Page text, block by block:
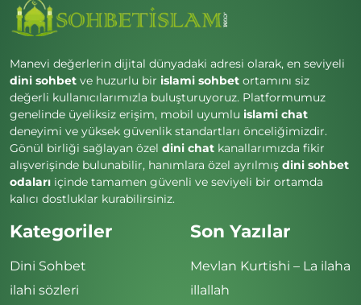
Manevi değerlerin dijital dünyadaki adresi olarak, en seviyeli
dini sohbet ve huzurlu bir islami sohbet ortamını siz
değerli kullanıcılarımızla buluşturuyoruz. Platformumuz
genelinde üyeliksiz erişim, mobil uyumlu islami chat
deneyimi ve yüksek güvenlik standartları önceliğimizdir.
Gönül birliği sağlayan özel dini chat kanallarımızda fikir
alışverişinde bulunabilir, hanımlara özel ayrılmış dini sohbet
odaları içinde tamamen güvenli ve seviyeli bir ortamda
kalıcı dostluklar kurabilirsiniz.
Kategoriler
Dini Sohbet
ilahi sözleri
Son Yazılar
Mevlan Kurtishi – La ilaha
illallah